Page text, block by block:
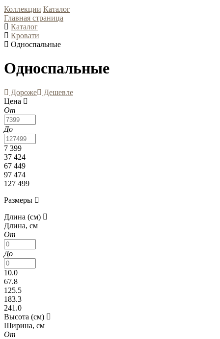
Коллекции Каталог
Главная страница
Каталог
Кровати
Односпальные
Односпальные
Дороже
Дешевле
Цена
От
До
7 399
37 424
67 449
97 474
127 499
Размеры
Длина (см)
Длина, см
От
До
10.0
67.8
125.5
183.3
241.0
Высота (см)
Ширина, см
От